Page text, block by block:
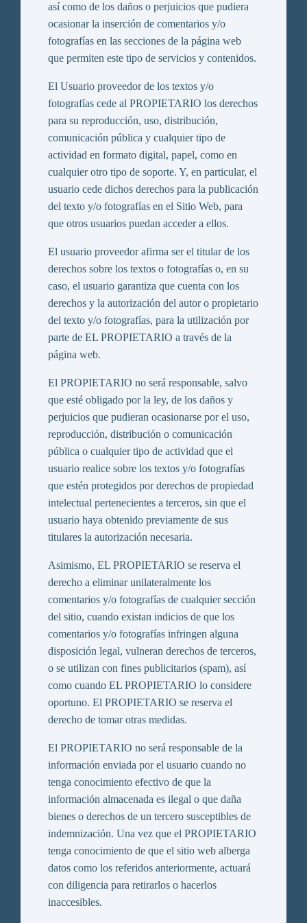
así como de los daños o perjuicios que pudiera
ocasionar la inserción de comentarios y/o
fotografías en las secciones de la página web
que permiten este tipo de servicios y contenidos.
El Usuario proveedor de los textos y/o
fotografías cede al PROPIETARIO los derechos
para su reproducción, uso, distribución,
comunicación pública y cualquier tipo de
actividad en formato digital, papel, como en
cualquier otro tipo de soporte. Y, en particular, el
usuario cede dichos derechos para la publicación
del texto y/o fotografías en el Sitio Web, para
que otros usuarios puedan acceder a ellos.
El usuario proveedor afirma ser el titular de los
derechos sobre los textos o fotografías o, en su
caso, el usuario garantiza que cuenta con los
derechos y la autorización del autor o propietario
del texto y/o fotografías, para la utilización por
parte de EL PROPIETARIO a través de la
página web.
El PROPIETARIO no será responsable, salvo
que esté obligado por la ley, de los daños y
perjuicios que pudieran ocasionarse por el uso,
reproducción, distribución o comunicación
pública o cualquier tipo de actividad que el
usuario realice sobre los textos y/o fotografías
que estén protegidos por derechos de propiedad
intelectual pertenecientes a terceros, sin que el
usuario haya obtenido previamente de sus
titulares la autorización necesaria.
Asimismo, EL PROPIETARIO se reserva el
derecho a eliminar unilateralmente los
comentarios y/o fotografías de cualquier sección
del sitio, cuando existan indicios de que los
comentarios y/o fotografías infringen alguna
disposición legal, vulneran derechos de terceros,
o se utilizan con fines publicitarios (spam), así
como cuando EL PROPIETARIO lo considere
oportuno. El PROPIETARIO se reserva el
derecho de tomar otras medidas.
El PROPIETARIO no será responsable de la
información enviada por el usuario cuando no
tenga conocimiento efectivo de que la
información almacenada es ilegal o que daña
bienes o derechos de un tercero susceptibles de
indemnización. Una vez que el PROPIETARIO
tenga conocimiento de que el sitio web alberga
datos como los referidos anteriormente, actuará
con diligencia para retirarlos o hacerlos
inaccesibles.